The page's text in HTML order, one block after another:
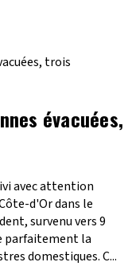
trois
évacuées,
avec attention
d'Or dans le
survenu vers 9
parfaitement la
domestiques. C...